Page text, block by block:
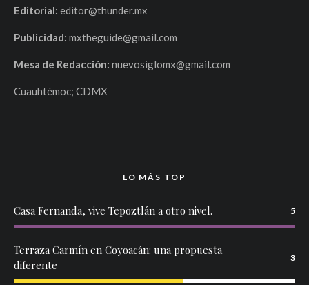
Editorial: editor@thunder.mx
Publicidad: mxtheguide@gmail.com
Mesa de Redacción: nuevosiglomx@gmail.com
Cuauhtémoc; CDMX
LO MÁS TOP
Casa Fernanda, vive Tepoztlán a otro nivel. 5
Terraza Carmín en Coyoacán: una propuesta
diferente
3